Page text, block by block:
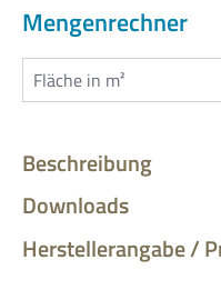
Mengenrechner
Beschreibung
Downloads
Herstellerangabe /